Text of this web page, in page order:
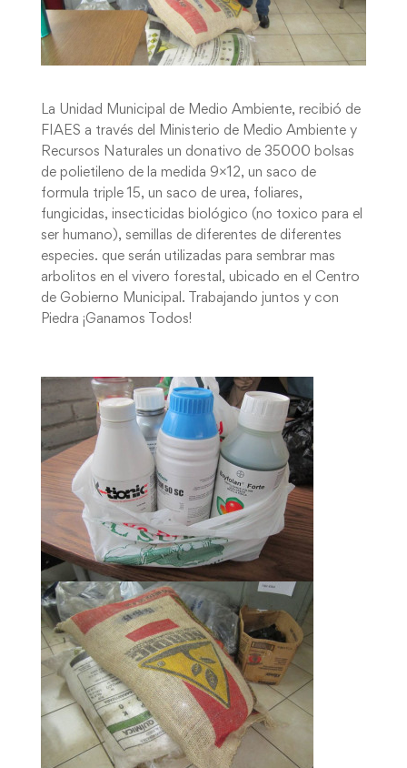
La Unidad Municipal de Medio Ambiente, recibió de
FIAES a través del Ministerio de Medio Ambiente y
Recursos Naturales un donativo de 35000 bolsas
de polietileno de la medida 9×12, un saco de
formula triple 15, un saco de urea, foliares,
fungicidas, insecticidas biológico (no toxico para el
ser humano), semillas de diferentes de diferentes
especies. que serán utilizadas para sembrar mas
arbolitos en el vivero forestal, ubicado en el Centro
de Gobierno Municipal. Trabajando juntos y con
Piedra ¡Ganamos Todos!